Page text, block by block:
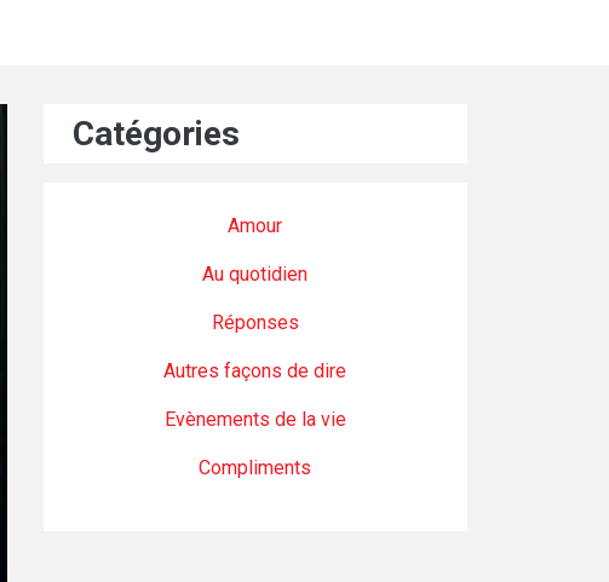
Catégories
Amour
Au quotidien
Réponses
Autres façons de dire
Evènements de la vie
Compliments